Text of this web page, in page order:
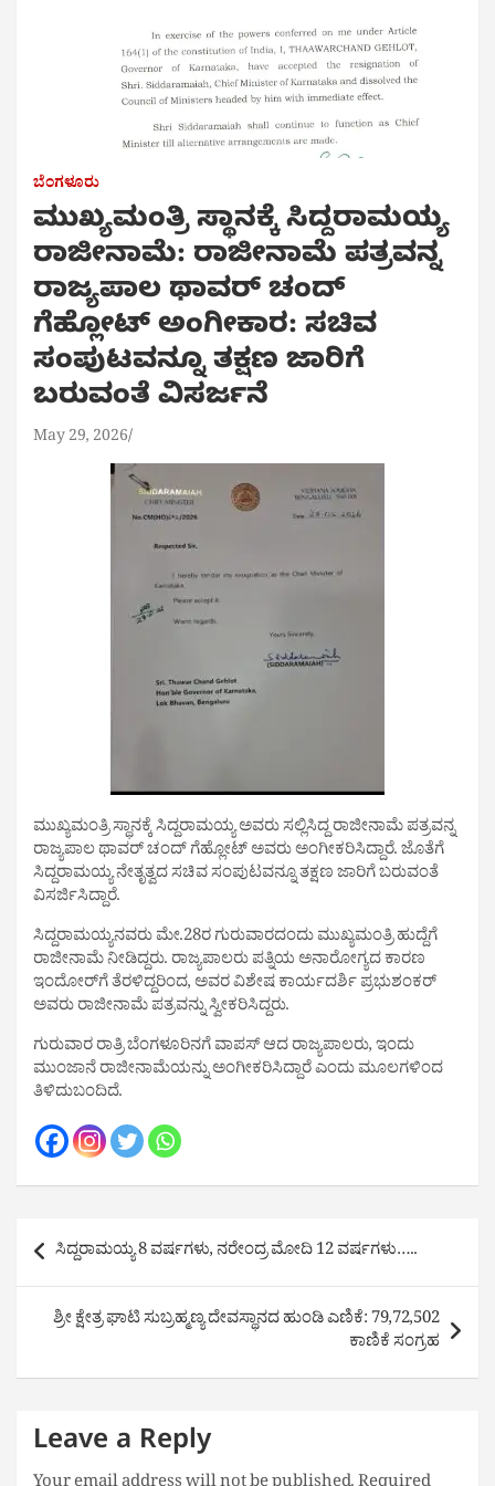
ಬೆಂಗಳೂರು
ಮುಖ್ಯಮಂತ್ರಿ ಸ್ಥಾನಕ್ಕೆ ಸಿದ್ದರಾಮಯ್ಯ
ರಾಜೀನಾಮೆ: ರಾಜೀನಾಮೆ ಪತ್ರವನ್ನ
ರಾಜ್ಯಪಾಲ ಥಾವರ್‌ ಚಂದ್‌
ಗೆಹ್ಲೋಟ್‌ ಅಂಗೀಕಾರ: ಸಚಿವ
ಸಂಪುಟವನ್ನೂ ತಕ್ಷಣ ಜಾರಿಗೆ
ಬರುವಂತೆ ವಿಸರ್ಜನೆ
May 29, 2026
ಮುಖ್ಯಮಂತ್ರಿ ಸ್ಥಾನಕ್ಕೆ ಸಿದ್ದರಾಮಯ್ಯ ಅವರು ಸಲ್ಲಿಸಿದ್ದ ರಾಜೀನಾಮೆ ಪತ್ರವನ್ನ
ರಾಜ್ಯಪಾಲ ಥಾವರ್‌ ಚಂದ್‌ ಗೆಹ್ಲೋಟ್‌ ಅವರು ಅಂಗೀಕರಿಸಿದ್ದಾರೆ.‌‌ ಜೊತೆಗೆ
ಸಿದ್ದರಾಮಯ್ಯ ನೇತೃತ್ವದ ಸಚಿವ ಸಂಪುಟವನ್ನೂ ತಕ್ಷಣ ಜಾರಿಗೆ ಬರುವಂತೆ
ವಿಸರ್ಜಿಸಿದ್ದಾರೆ.
ಸಿದ್ದರಾಮಯ್ಯನವರು ಮೇ.28ರ ಗುರುವಾರದಂದು ಮುಖ್ಯಮಂತ್ರಿ ಹುದ್ದೆಗೆ
ರಾಜೀನಾಮೆ ನೀಡಿದ್ದರು. ರಾಜ್ಯಪಾಲರು ಪತ್ನಿಯ ಅನಾರೋಗ್ಯದ ಕಾರಣ
ಇಂದೋರ್‌ಗೆ ತೆರಳಿದ್ದರಿಂದ, ಅವರ ವಿಶೇಷ ಕಾರ್ಯದರ್ಶಿ ಪ್ರಭುಶಂಕರ್
ಅವರು ರಾಜೀನಾಮೆ ಪತ್ರವನ್ನು ಸ್ವೀಕರಿಸಿದ್ದರು.
ಗುರುವಾರ ರಾತ್ರಿ ಬೆಂಗಳೂರಿನಗೆ ವಾಪಸ್ ಆದ ರಾಜ್ಯಪಾಲರು, ಇಂದು
ಮುಂಜಾನೆ ರಾಜೀನಾಮೆಯನ್ನು ಅಂಗೀಕರಿಸಿದ್ದಾರೆ ಎಂದು ಮೂಲಗಳಿಂದ
ತಿಳಿದುಬಂದಿದೆ.
Post
navigation
ಸಿದ್ದರಾಮಯ್ಯ 8 ವರ್ಷಗಳು, ನರೇಂದ್ರ ಮೋದಿ 12 ವರ್ಷಗಳು…..
ಶ್ರೀ ಕ್ಷೇತ್ರ ಘಾಟಿ‌ ಸುಬ್ರಹ್ಮಣ್ಯ ದೇವಸ್ಥಾನದ ಹುಂಡಿ ಎಣಿಕೆ: 79,72,502
ಕಾಣಿಕೆ ಸಂಗ್ರಹ
Leave a Reply